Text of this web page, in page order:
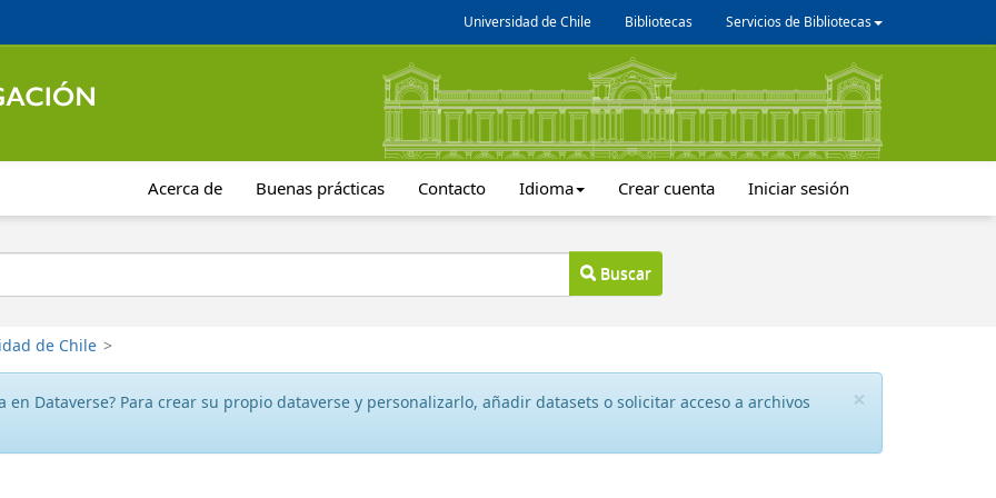
Universidad de Chile Bibliotecas Servicios de Bibliotecas
Acerca de Buenas prácticas Contacto Idioma Crear cuenta Iniciar sesión
Buscar
de Chile >
×
en Dataverse? Para crear su propio dataverse y personalizarlo, añadir datasets o solicitar acceso a archivos